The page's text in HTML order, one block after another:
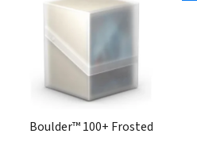
Boulder™ 100+ Frosted